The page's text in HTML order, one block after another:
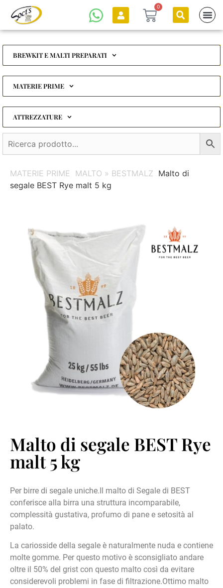
0
BREWKIT E MALTI PREPARATI
MATERIE PRIME
ATTREZZATURE
MATERIE PRIME MALTO » BESTMALZ Malto di
segale BEST Rye malt 5 kg
Malto di segale BEST Rye
malt 5 kg
Per birre di segale uniche.Il malto di Segale di BEST
conferisce alla birra una struttura incomparabile,
complessità gustativa, profumo di pane e setosità al
palato.
La cariosside della segale è naturalmente nuda e contiene
molte gomme. Per questo motivo è sconsigliato andare
oltre il 50% del grist con questo malto così da evitare
considerevoli problemi in fase di filtrazione.Ottimo malto